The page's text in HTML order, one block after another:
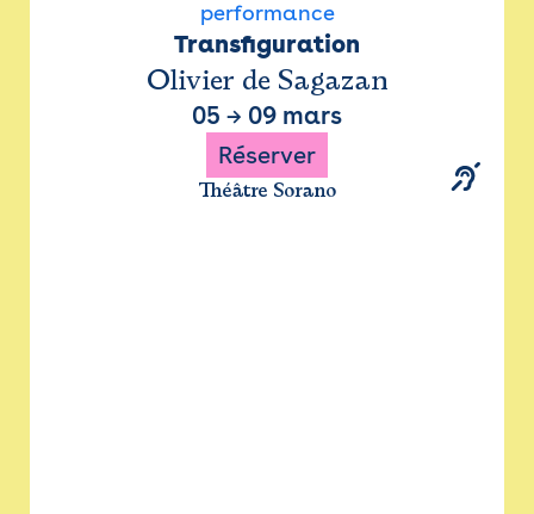
performance
Transfiguration
Olivier de Sagazan
05 → 09 mars
Réserver
Théâtre Sorano